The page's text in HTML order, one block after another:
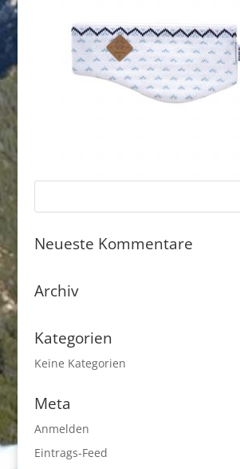
Neueste Kommentare
Archiv
Kategorien
Keine Kategorien
Meta
Anmelden
Eintrags-Feed